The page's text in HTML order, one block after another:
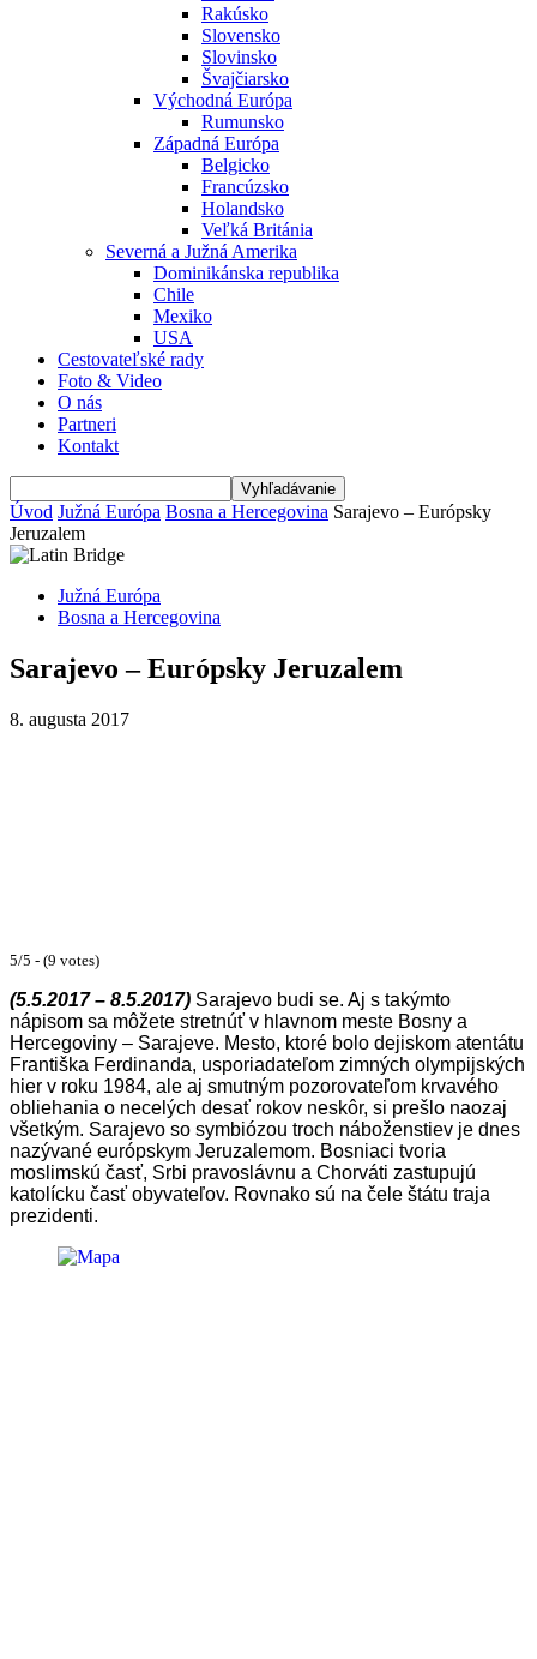
Rakúsko
Slovensko
Slovinsko
Švajčiarsko
Východná Európa
Rumunsko
Západná Európa
Belgicko
Francúzsko
Holandsko
Veľká Británia
Severná a Južná Amerika
Dominikánska republika
Chile
Mexiko
USA
Cestovateľské rady
Foto & Video
O nás
Partneri
Kontakt
Úvod Južná Európa Bosna a Hercegovina Sarajevo – Európsky
Jeruzalem
Južná Európa
Bosna a Hercegovina
Sarajevo – Európsky Jeruzalem
8. augusta 2017
5/5 - (9 votes)
(5.5.2017 – 8.5.2017) Sarajevo budi se. Aj s takýmto
nápisom sa môžete stretnúť v hlavnom meste Bosny a
Hercegoviny – Sarajeve. Mesto, ktoré bolo dejiskom atentátu
Františka Ferdinanda, usporiadateľom zimných olympijských
hier v roku 1984, ale aj smutným pozorovateľom krvavého
obliehania o necelých desať rokov neskôr, si prešlo naozaj
všetkým. Sarajevo so symbiózou troch náboženstiev je dnes
nazývané európskym Jeruzalemom. Bosniaci tvoria
moslimskú časť, Srbi pravoslávnu a Chorváti zastupujú
katolícku časť obyvateľov. Rovnako sú na čele štátu traja
prezidenti.